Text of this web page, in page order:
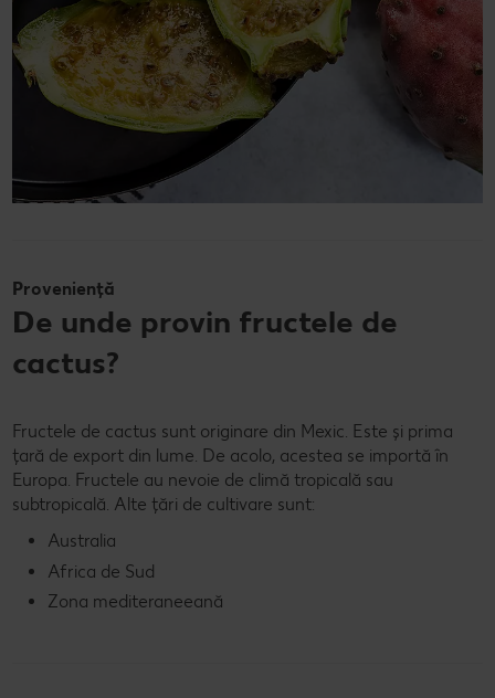
Proveniență
De unde provin fructele de
cactus?
Fructele de cactus sunt originare din Mexic. Este și prima
țară de export din lume. De acolo, acestea se importă în
Europa. Fructele au nevoie de climă tropicală sau
subtropicală. Alte țări de cultivare sunt:
Australia
Africa de Sud
Zona mediteraneeană